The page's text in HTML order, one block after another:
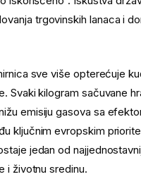
trgovinskih lanaca i
sve više opterećuje
kilogram sačuvane
emisiju gasova sa
ključnim evropskim
jedan od
i životnu sredinu.